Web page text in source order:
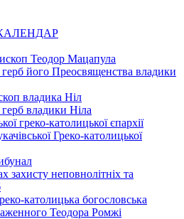
Теодор Мацапула
його Преосвященства владики
владика Ніл
владики Ніла
греко-католицької єпархії
Греко-католицької
захисту неповнолітніх та
католицька богословська
Теодора Ромжі